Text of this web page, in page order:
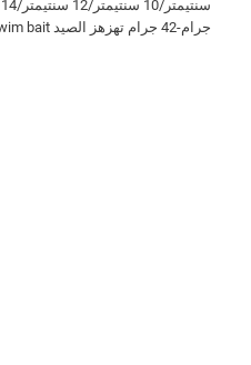
جرام-42 جرام تهزهز الصيد swim bait خطاف ثلاثي الصيد معالجة